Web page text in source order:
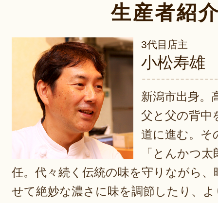
生産者紹
3代目店主
小松寿雄
新潟市出身。
父と父の背中
道に進む。そ
「とんかつ
任。代々続く伝統の味を守りながら
せて絶妙な濃さに味を調節したり、